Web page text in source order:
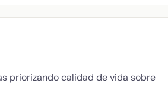
priorizando calidad de vida sobre